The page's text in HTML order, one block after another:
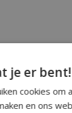
je er bent!
cookies om
en ons